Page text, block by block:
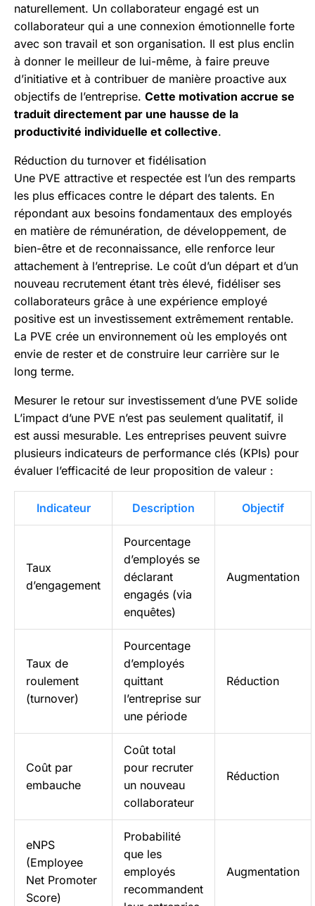
naturellement. Un collaborateur engagé est un
collaborateur qui a une connexion émotionnelle forte
avec son travail et son organisation. Il est plus enclin
à donner le meilleur de lui-même, à faire preuve
d’initiative et à contribuer de manière proactive aux
objectifs de l’entreprise. Cette motivation accrue se
traduit directement par une hausse de la
productivité individuelle et collective.
Réduction du turnover et fidélisation
Une PVE attractive et respectée est l’un des remparts
les plus efficaces contre le départ des talents. En
répondant aux besoins fondamentaux des employés
en matière de rémunération, de développement, de
bien-être et de reconnaissance, elle renforce leur
attachement à l’entreprise. Le coût d’un départ et d’un
nouveau recrutement étant très élevé, fidéliser ses
collaborateurs grâce à une expérience employé
positive est un investissement extrêmement rentable.
La PVE crée un environnement où les employés ont
envie de rester et de construire leur carrière sur le
long terme.
Mesurer le retour sur investissement d’une PVE solide
L’impact d’une PVE n’est pas seulement qualitatif, il
est aussi mesurable. Les entreprises peuvent suivre
plusieurs indicateurs de performance clés (KPIs) pour
évaluer l’efficacité de leur proposition de valeur :
Indicateur Description Objectif
Taux
d’engagement
Pourcentage
d’employés se
déclarant
engagés (via
enquêtes)
Augmentation
Taux de
roulement
(turnover)
Pourcentage
d’employés
quittant
l’entreprise sur
une période
Réduction
Coût par
embauche
Coût total
pour recruter
un nouveau
collaborateur
Réduction
eNPS
(Employee
Net Promoter
Score)
Probabilité
que les
employés
recommandent
Augmentation